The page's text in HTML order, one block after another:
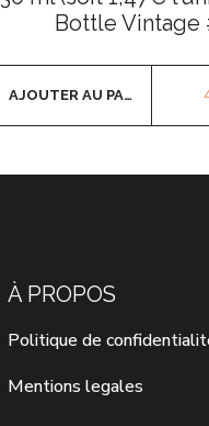
Bottle Vintage
AJOUTER AU PANIER
À PROPOS
Politique de
Mentions legales